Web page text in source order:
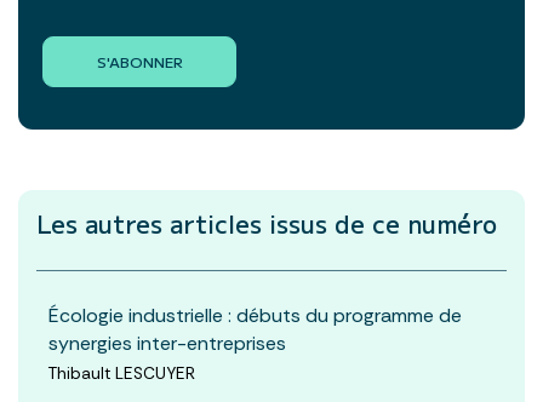
S'ABONNER
Les autres articles issus de ce numéro
Écologie industrielle : débuts du programme de
synergies inter-entreprises
Thibault LESCUYER